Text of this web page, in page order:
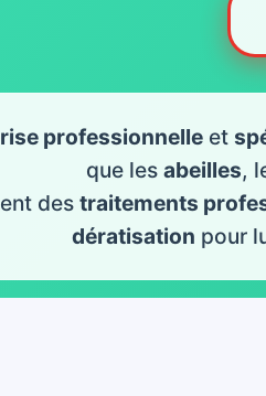
professionnelle et
que les abeilles,
des traitements
dératisation pour